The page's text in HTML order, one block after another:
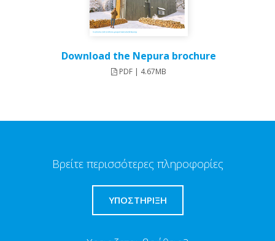
Download the Nepura brochure
PDF | 4.67MB
Βρείτε περισσότερες πληροφορίες
ΥΠΟΣΤΗΡΙΞΗ